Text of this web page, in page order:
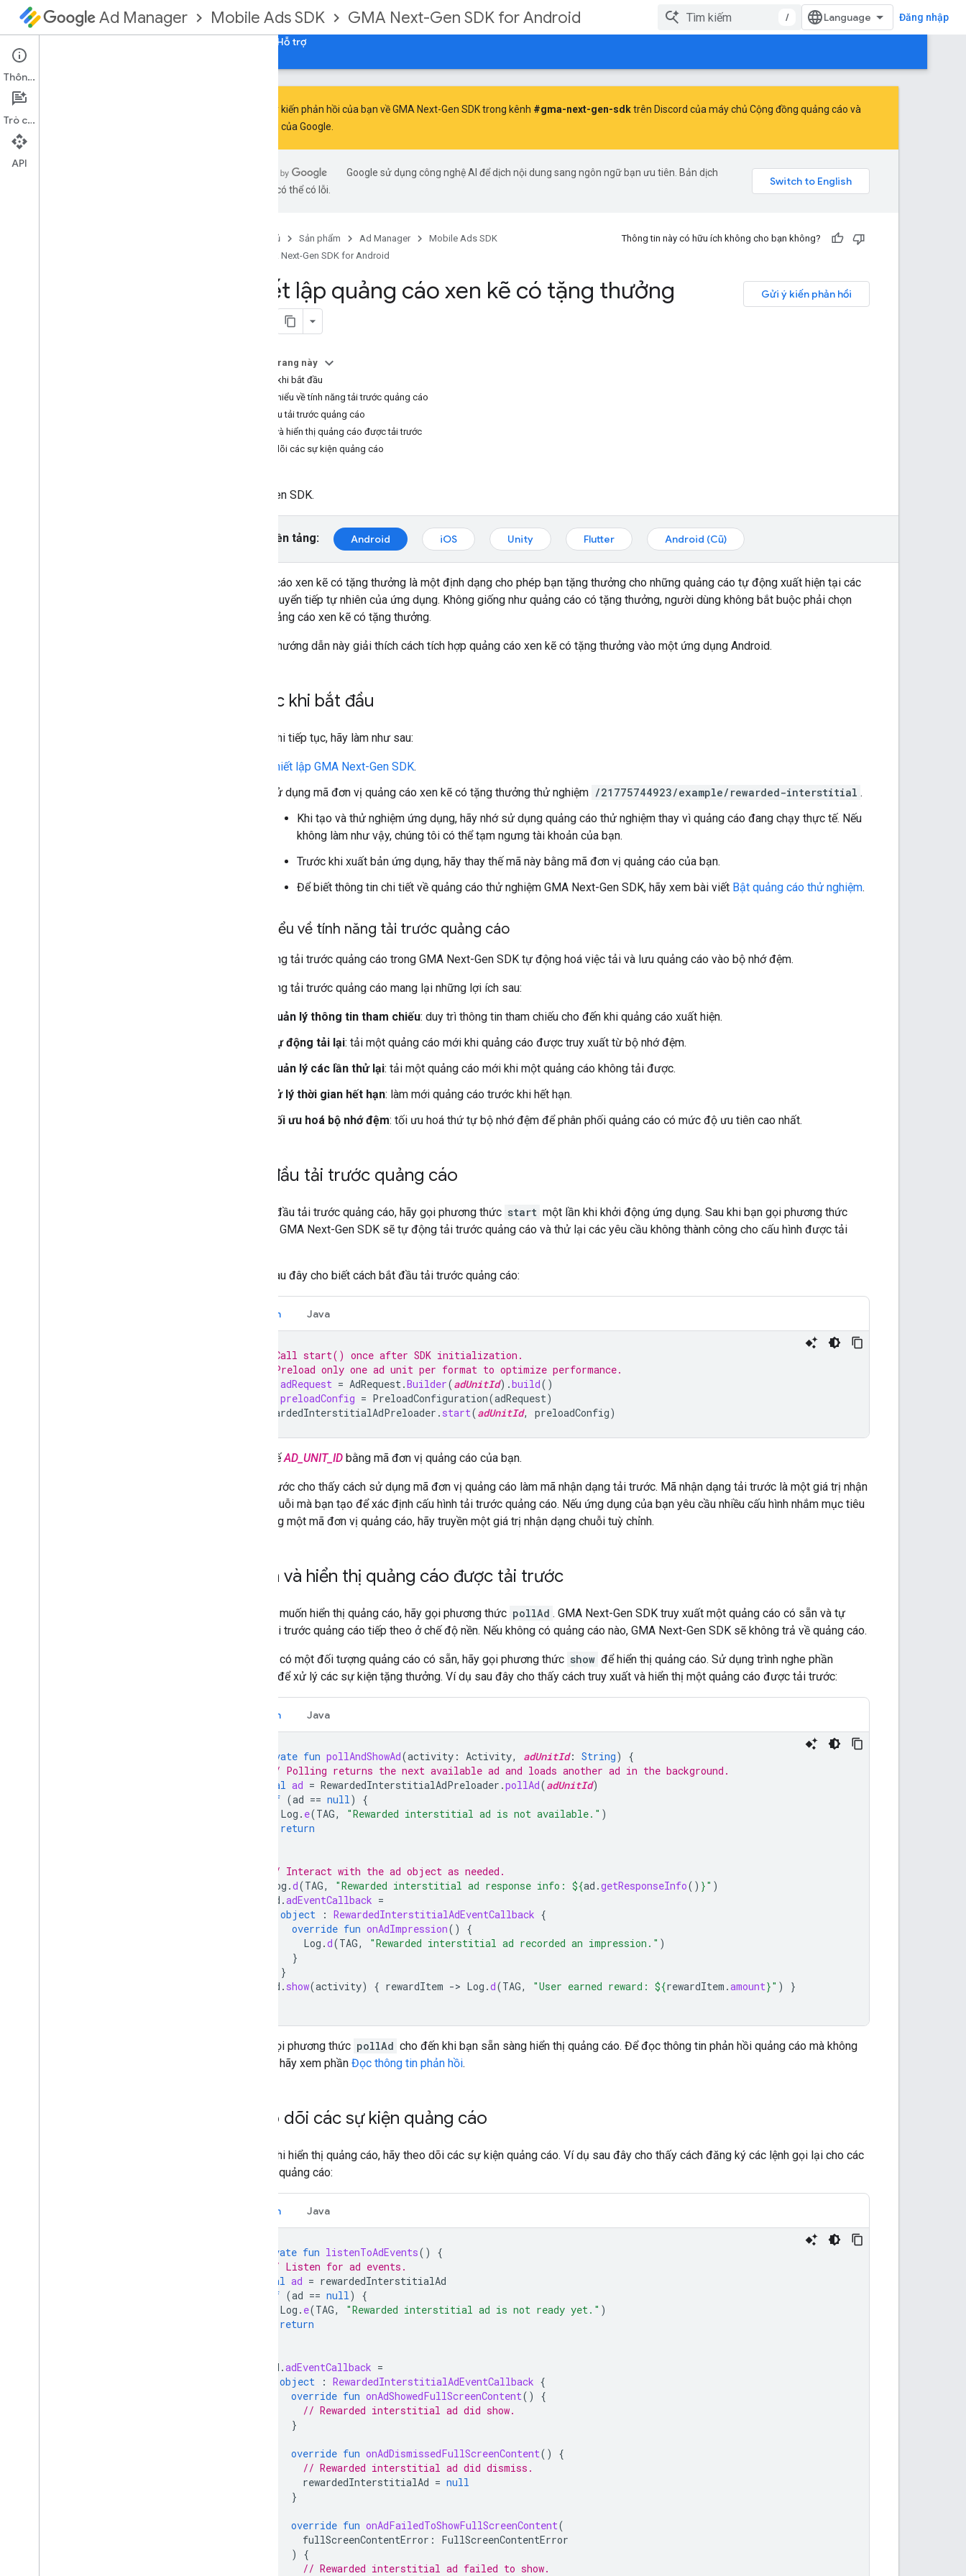
Ad Manager Mobile Ads SDK GMA Next-Gen SDK for Android / Đăng nhập
Hỗ trợ
Thiết lập GMA Next-Gen SDK
Ghi chú phát hành
Chia sẻ ý kiến phản hồi của bạn về GMA Next-Gen SDK trong kênh #gma-next-gen-sdktrên Discord của máy chủ Cộng đồng quảng cáo và
đo lường của Google.
Google sử dụng công nghệ AI để dịch nội dung sang ngôn ngữ bạn ưu tiên. Bản dịch
bằng AI có thể có lỗi.
Trang chủ Sản phẩm Ad Manager
Mobile Ads SDK
GMA Next-Gen SDK for Android
Thông tin này có hữu ích không cho bạn không?
Gửi ý kiến phản hồi
Thiết lập quảng cáo xen kẽ có tặng thưởng
Trên trang này
Trước khi bắt đầu
Tìm hiểu về tính năng tải trước quảng cáo
Bắt đầu tải trước quảng cáo
Nhận và hiển thị quảng cáo được tải trước
Theo dõi các sự kiện quảng cáo
Next-Gen SDK.
Chọn nền tảng: Android iOS Unity Flutter Android (Cũ)
Quảng cáo xen kẽ có tặng thưởng là một định dạng cho phép bạn tặng thưởng cho những quảng cáo tự động xuất hiện tại các
điểm chuyển tiếp tự nhiên của ứng dụng. Không giống như quảng cáo có tặng thưởng, người dùng không bắt buộc phải chọn
xem quảng cáo xen kẽ có tặng thưởng.
Tài liệu hướng dẫn này giải thích cách tích hợp quảng cáo xen kẽ có tặng thưởng vào một ứng dụng Android.
Trước khi bắt đầu
Trước khi tiếp tục, hãy làm như sau:
Thiết lập GMA Next-Gen SDK.
Sử dụng mã đơn vị quảng cáo xen kẽ có tặng thưởng thử nghiệm /21775744923/example/rewarded-interstitial .
Khi tạo và thử nghiệm ứng dụng, hãy nhớ sử dụng quảng cáo thử nghiệm thay vì quảng cáo đang chạy thực tế. Nếu
không làm như vậy, chúng tôi có thể tạm ngưng tài khoản của bạn.
Trước khi xuất bản ứng dụng, hãy thay thế mã này bằng mã đơn vị quảng cáo của bạn.
Để biết thông tin chi tiết về quảng cáo thử nghiệm GMA Next-Gen SDK, hãy xem bài viết Bật quảng cáo thử nghiệm.
Tìm hiểu về tính năng tải trước quảng cáo
Tính năng tải trước quảng cáo trong GMA Next-Gen SDK tự động hoá việc tải và lưu quảng cáo vào bộ nhớ đệm.
Tính năng tải trước quảng cáo mang lại những lợi ích sau:
Quản lý thông tin tham chiếu: duy trì thông tin tham chiếu cho đến khi quảng cáo xuất hiện.
Tự động tải lại: tải một quảng cáo mới khi quảng cáo được truy xuất từ bộ nhớ đệm.
Quản lý các lần thử lại: tải một quảng cáo mới khi một quảng cáo không tải được.
Xử lý thời gian hết hạn: làm mới quảng cáo trước khi hết hạn.
Tối ưu hoá bộ nhớ đệm: tối ưu hoá thứ tự bộ nhớ đệm để phân phối quảng cáo có mức độ ưu tiên cao nhất.
Bắt đầu tải trước quảng cáo
Để bắt đầu tải trước quảng cáo, hãy gọi phương thức start một lần khi khởi động ứng dụng. Sau khi bạn gọi phương thức
GMA Next-Gen SDK sẽ tự động tải trước quảng cáo và thử lại các yêu cầu không thành công cho cấu hình được tải
Ví dụ sau đây cho biết cách bắt đầu tải trước quảng cáo:
Kotlin Java
// Call start() once after SDK initialization.
// Preload only one ad unit per format to optimize performance.
adRequest = AdRequest.Builder(adUnitId).build()
preloadConfig = PreloadConfiguration(adRequest)
RewardedInterstitialAdPreloader . start(adUnitId, preloadConfig)
Thay thếAD_UNIT_ID bằng mã đơn vị quảng cáo của bạn.
Ví dụ trước cho thấy cách sử dụng mã đơn vị quảng cáo làm mã nhận dạng tải trước. Mã nhận dạng tải trước là một giá trị nhận
dạng chuỗi mà bạn tạo để xác định cấu hình tải trước quảng cáo. Nếu ứng dụng của bạn yêu cầu nhiều cấu hình nhắm mục tiêu
cho cùng một mã đơn vị quảng cáo, hãy truyền một giá trị nhận dạng chuỗi tuỳ chỉnh.
Nhận và hiển thị quảng cáo được tải trước
Khi bạn muốn hiển thị quảng cáo, hãy gọi phương thức pollAd . GMA Next-Gen SDK truy xuất một quảng cáo có sẵn và tự
động tải trước quảng cáo tiếp theo ở chế độ nền. Nếu không có quảng cáo nào, GMA Next-Gen SDK sẽ không trả về quảng cáo.
Khi bạn có một đối tượng quảng cáo có sẵn, hãy gọi phương thức show để hiển thị quảng cáo. Sử dụng trình nghe phần
thưởng để xử lý các sự kiện tặng thưởng. Ví dụ sau đây cho thấy cách truy xuất và hiển thị một quảng cáo được tải trước:
Kotlin Java
private fun pollAndShowAd(activity : Activity, adUnitId: String)
{
// Polling returns the next available ad and loads another ad in the background.
val ad = RewardedInterstitialAdPreloader .pollAd(adUnitId)
if (ad == null)
{
Log . e(TAG, "Rewarded interstitial ad is not available." )
return
// Interact with the ad object as needed.
Log .d(TAG, "Rewarded interstitial ad response info: ${ad .getResponseInfo() }" )
ad .adEventCallback =
object
: RewardedInterstitialAdEventCallback {
override fun onAdImpression()
{
Log .d(TAG, "Rewarded interstitial ad recorded an impression." )
}
}
ad . show(activity) { rewardItem -> Log .d(TAG, "User earned reward: ${rewardItem .amount}" )
}
Tránh gọi phương thức pollAd cho đến khi bạn sẵn sàng hiển thị quảng cáo. Để đọc thông tin phản hồi quảng cáo mà không
hiển thị, hãy xem phần Đọc thông tin phản hồi.
Theo dõi các sự kiện quảng cáo
Trước khi hiển thị quảng cáo, hãy theo dõi các sự kiện quảng cáo. Ví dụ sau đây cho thấy cách đăng ký các lệnh gọi lại cho các
sự kiện quảng cáo:
Kotlin Java
private fun listenToAdEvents()
{
// Listen for ad events.
val ad = rewardedInterstitialAd
if (ad == null)
{
Log . e(TAG, "Rewarded interstitial ad is not ready yet." )
return
ad .adEventCallback =
object
: RewardedInterstitialAdEventCallback {
override fun onAdShowedFullScreenContent()
{
// Rewarded interstitial ad did show.
}
override fun onAdDismissedFullScreenContent()
{
// Rewarded interstitial ad did dismiss.
rewardedInterstitialAd = null
}
override fun onAdFailedToShowFullScreenContent(
fullScreenContentError :
FullScreenContentError
)
{
// Rewarded interstitial ad failed to show.
Thông tin
Trò chuyện
API